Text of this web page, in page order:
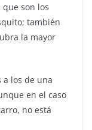
son los
también
la mayor
a los de una
en el caso
no está